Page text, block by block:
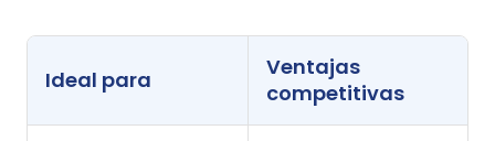
Ideal para
Ventajas
competitivas